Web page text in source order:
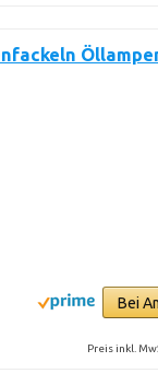
Bei
Preis inkl.